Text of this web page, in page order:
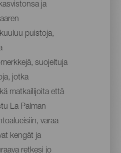
ja
puistoja,
suojeltuja
jotka
matkailijoita että
La Palman
varaa
kengät ja
retkesi jo